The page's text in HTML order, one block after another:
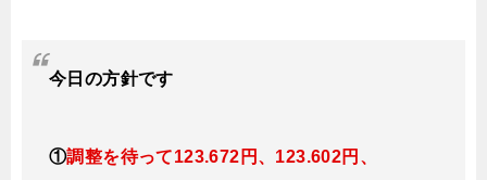
今日 の方針です
①調整を待って123.672円、123.602円、